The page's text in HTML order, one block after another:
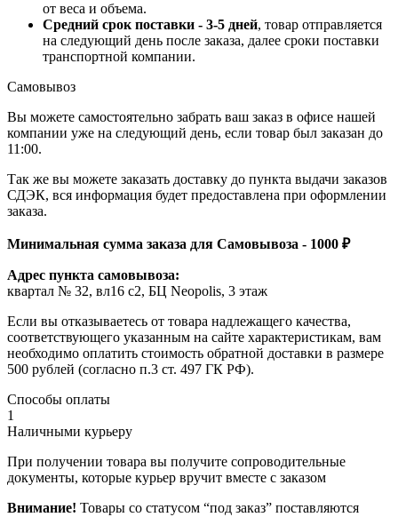
от веса и объема.
Средний срок поставки - 3-5 дней, товар отправляется
на следующий день после заказа, далее сроки поставки
транспортной компании.
Самовывоз
Вы можете самостоятельно забрать ваш заказ в офисе нашей
компании уже на следующий день, если товар был заказан до
11:00.
Так же вы можете заказать доставку до пункта выдачи заказов
СДЭК, вся информация будет предоставлена при оформлении
заказа.
Минимальная сумма заказа для Самовывоза - 1000 ₽
Адрес пункта самовывоза:
квартал № 32, вл16 с2, БЦ Neopolis, 3 этаж
Если вы отказываетесь от товара надлежащего качества,
соответствующего указанным на сайте характеристикам, вам
необходимо оплатить стоимость обратной доставки в размере
500 рублей (согласно п.3 ст. 497 ГК РФ).
Способы оплаты
1
Наличными курьеру
При получении товара вы получите сопроводительные
документы, которые курьер вручит вместе с заказом
Внимание! Товары со статусом “под заказ” поставляются